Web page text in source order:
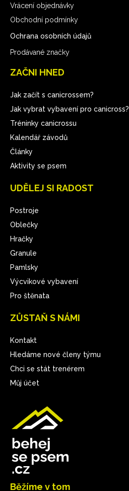
Běžíme v tom
Vrácení objednávky
Obchodní podmínky
Ochrana osobních údajů
Prodávané značky
ZAČNI HNED
Jak začít s canicrossem?
Jak vybrat vybavení pro canicross?
Tréninky canicrossu
Kalendář závodů
Články
Aktivity se psem
UDĚLEJ SI RADOST
Postroje
Oblečky
Hračky
Granule
Pamlsky
Výcvikové vybavení
Pro štěnata
ZŮSTAŇ S NÁMI
Kontakt
Hledáme nové členy týmu
Chci se stát trenérem
Můj účet